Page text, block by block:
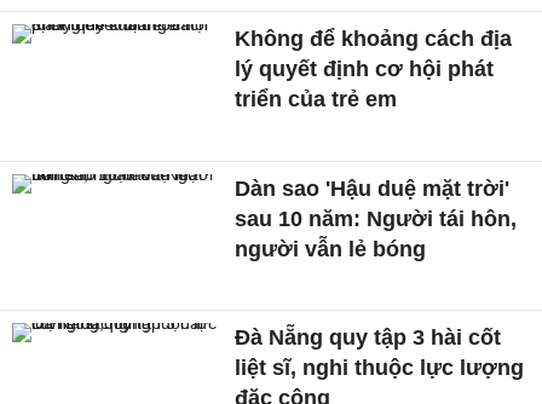
Không để khoảng cách địa
lý quyết định cơ hội phát
triển của trẻ em
Dàn sao 'Hậu duệ mặt trời'
sau 10 năm: Người tái hôn,
người vẫn lẻ bóng
Đà Nẵng quy tập 3 hài cốt
liệt sĩ, nghi thuộc lực lượng
đặc công